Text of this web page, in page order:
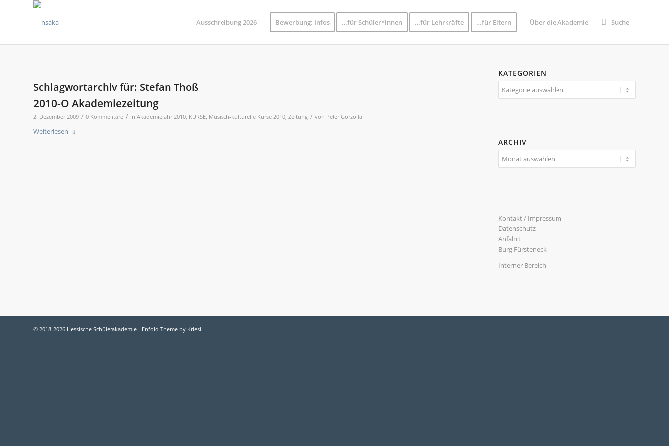
Ausschreibung 2026 Bewerbung: Infos …für Schüler*innen …für Lehrkräfte …für Eltern Über die Akademie Suche
Schlagwortarchiv für: Stefan Thoß
2010-O Akademiezeitung
2. Dezember 2009 / 0 Kommentare / in Akademiejahr 2010, KURSE, Musisch-kulturelle Kurse 2010, Zeitung / von Peter Gorzolla
Weiterlesen
KATEGORIEN
Kategorien
ARCHIV
Kontakt / Impressum
Datenschutz
Anfahrt
Burg Fürsteneck
Interner Bereich
© 2018-2026 Hessische Schülerakademie - Enfold Theme by Kriesi